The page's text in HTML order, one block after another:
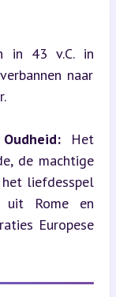
in 43 v.C. in
naar
Het
de machtige
liefdesspel
uit Rome en
Europese